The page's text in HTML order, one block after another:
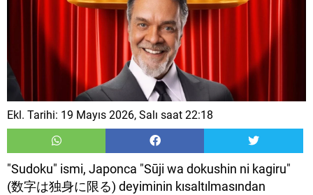
Ekl. Tarihi: 19 Mayıs 2026, Salı saat 22:18
"Sudoku" ismi, Japonca "Sūji wa dokushin ni kagiru"
(数字は独身に限る) deyiminin kısaltılmasından